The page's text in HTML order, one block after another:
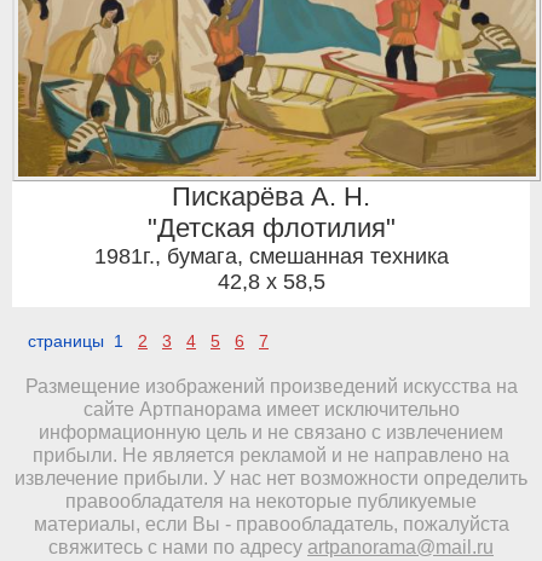
Пискарёва А. Н.
"Детская флотилия"
1981г., бумага, смешанная техника
42,8 x 58,5
страницы 1 2 3 4 5 6 7
Размещение изображений произведений искусства на
сайте Артпанорама имеет исключительно
информационную цель и не связано с извлечением
прибыли. Не является рекламой и не направлено на
извлечение прибыли. У нас нет возможности определить
правообладателя на некоторые публикуемые
материалы, если Вы - правообладатель, пожалуйста
свяжитесь с нами по адресу artpanorama@mail.ru